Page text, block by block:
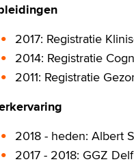
2017: Registratie
2014: Registratie
2011: Registratie
2018 - heden: Albert
2017 - 2018: GGZ